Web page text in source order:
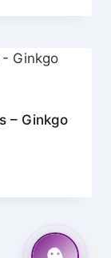
– Ginkgo